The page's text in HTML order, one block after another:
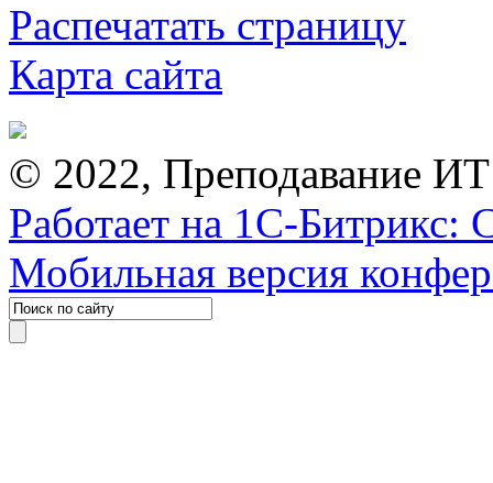
Распечатать страницу
Карта сайта
© 2022, Преподавание
Работает на 1С-Битрикс:
Мобильная версия